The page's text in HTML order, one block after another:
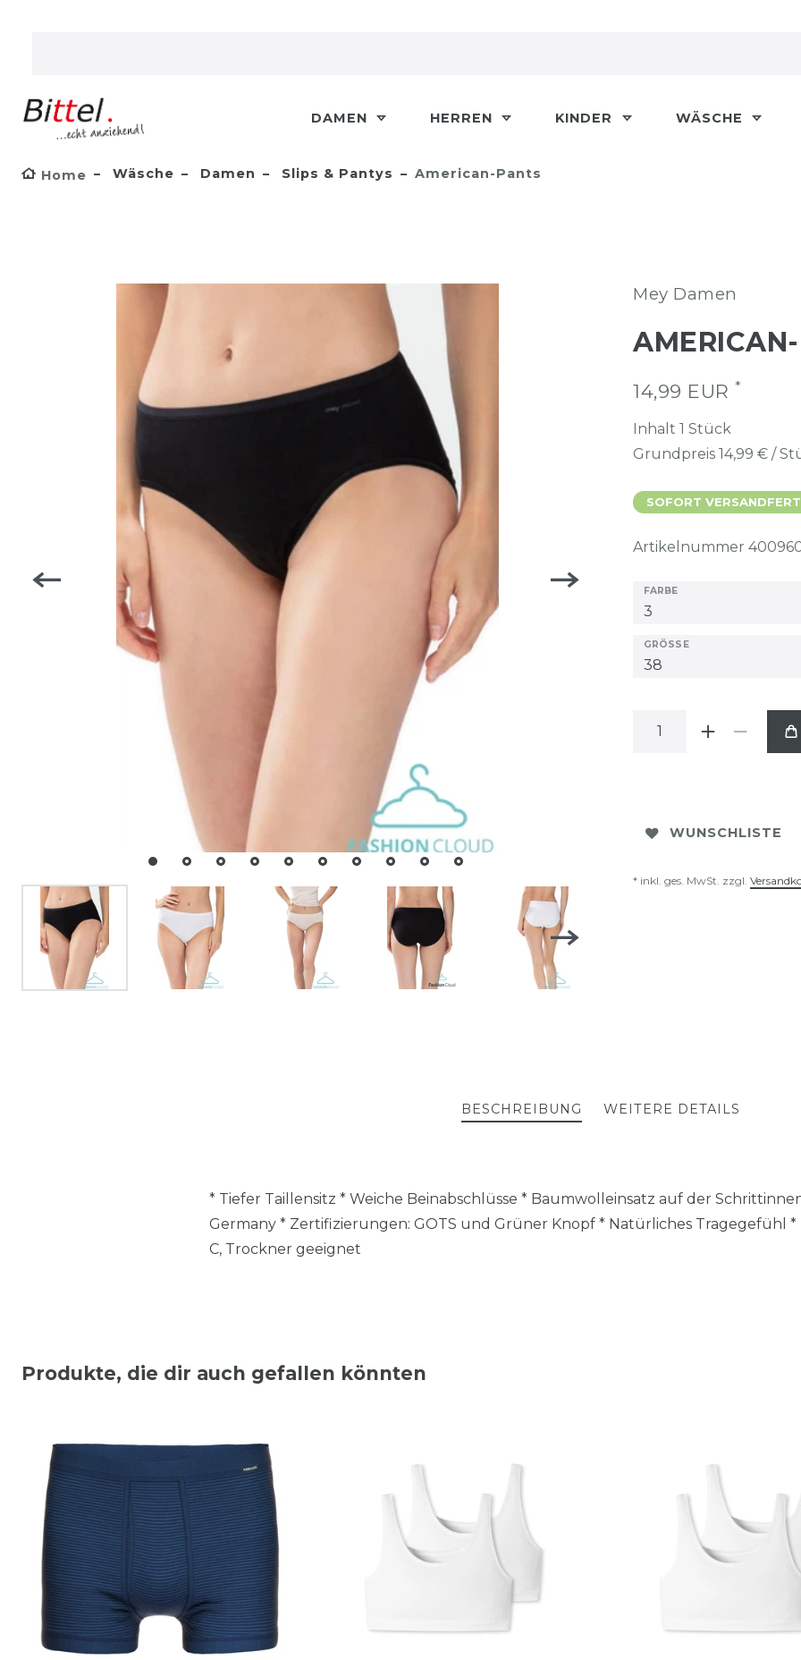
DAMEN HERREN KINDER WÄSCHE
Home Wäsche Damen Slips & Pantys American-Pants
Mey Damen
14,99 EUR *
Inhalt 1 Stück
Grundpreis 14,99 € /
SOFORT
Artikelnummer
FARBE
GRÖSSE
WUNSCHLISTE
* inkl. ges. MwSt. zzgl.
BESCHREIBUNG WEITERE DETAILS
* Tiefer Taillensitz * Weiche Beinabschlüsse * Baumwolleinsatz auf der
Germany * Zertifizierungen: GOTS und Grüner Knopf * Natürliches Tragegefühl *
C, Trockner geeignet
Produkte, die dir auch gefallen könnten